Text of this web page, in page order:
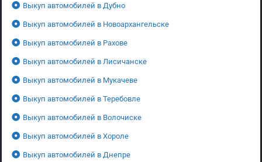
Выкуп автомобилей в Дубно
Выкуп автомобилей в Новоархангельске
Выкуп автомобилей в Рахове
Выкуп автомобилей в Лисичанске
Выкуп автомобилей в Мукачеве
Выкуп автомобилей в Теребовле
Выкуп автомобилей в Волочиске
Выкуп автомобилей в Хороле
Выкуп автомобилей в Днепре